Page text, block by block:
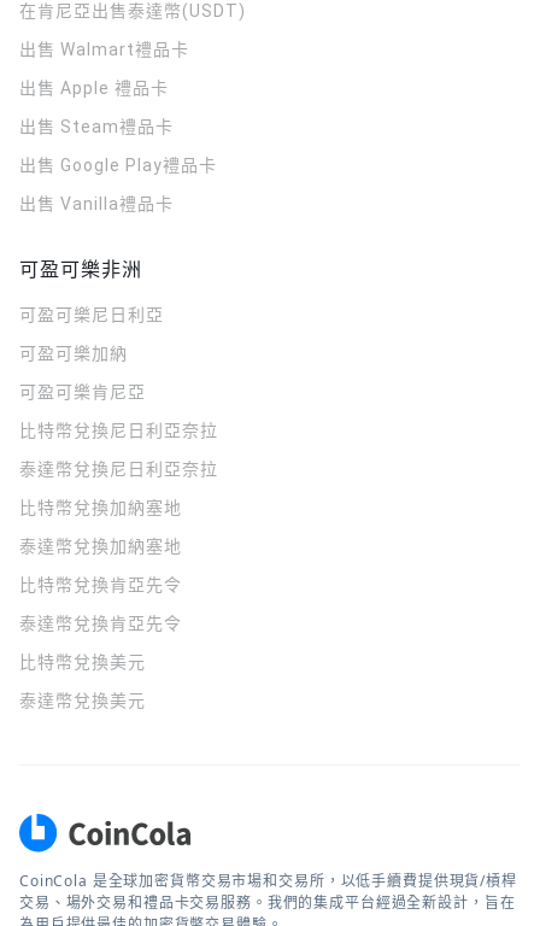
在肯尼亞出售泰達幣(USDT)
出售 Walmart禮品卡
出售 Apple 禮品卡
出售 Steam禮品卡
出售 Google Play禮品卡
出售 Vanilla禮品卡
可盈可樂非洲
可盈可樂 尼日利亞
可盈可樂加納
可盈可樂肯尼亞
比特幣兌換尼日利亞奈拉
泰達幣兌換尼日利亞奈拉
比特幣兌換加納塞地
泰達幣兌換加納塞地
比特幣兌換肯亞先令
泰達幣兌換肯亞先令
比特幣兌換美元
泰達幣兌換美元
CoinCola 是全球加密貨幣交易市場和交易所，以低手續費提供現貨/槓桿
交易、場外交易和禮品卡交易服務。我們的集成平台經過全新設計，旨在